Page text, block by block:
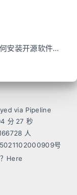
Apple TV 2022快速开箱，如何安装开源软件，刷上B站？
via Pipeline
分 27 秒
人
号
Here